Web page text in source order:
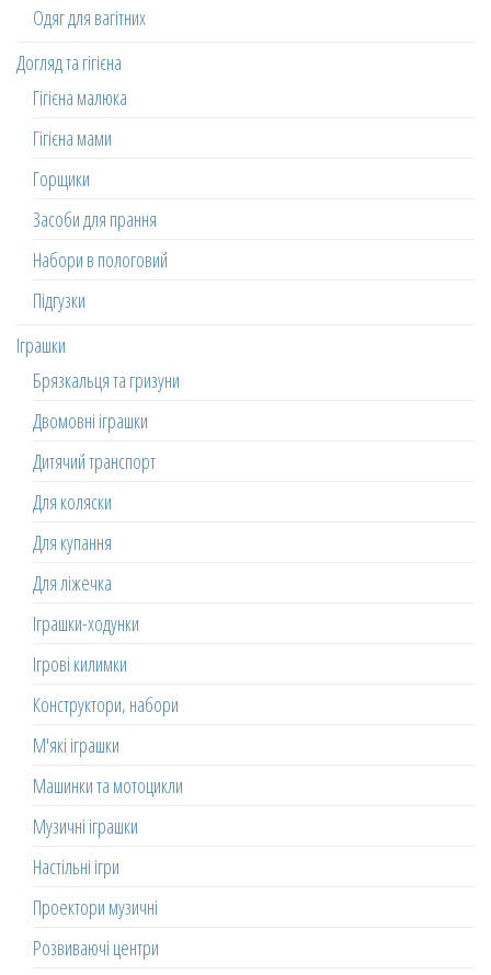
Одяг для вагітних
Догляд та гігієна
Гігієна малюка
Гігієна мами
Горщики
Засоби для прання
Набори в пологовий
Підгузки
Іграшки
Брязкальця та гризуни
Двомовні іграшки
Дитячий транспорт
Для коляски
Для купання
Для ліжечка
Іграшки-ходунки
Ігрові килимки
Конструктори, набори
М'які іграшки
Машинки та мотоцикли
Музичні іграшки
Настільні ігри
Проектори музичні
Розвиваючі центри